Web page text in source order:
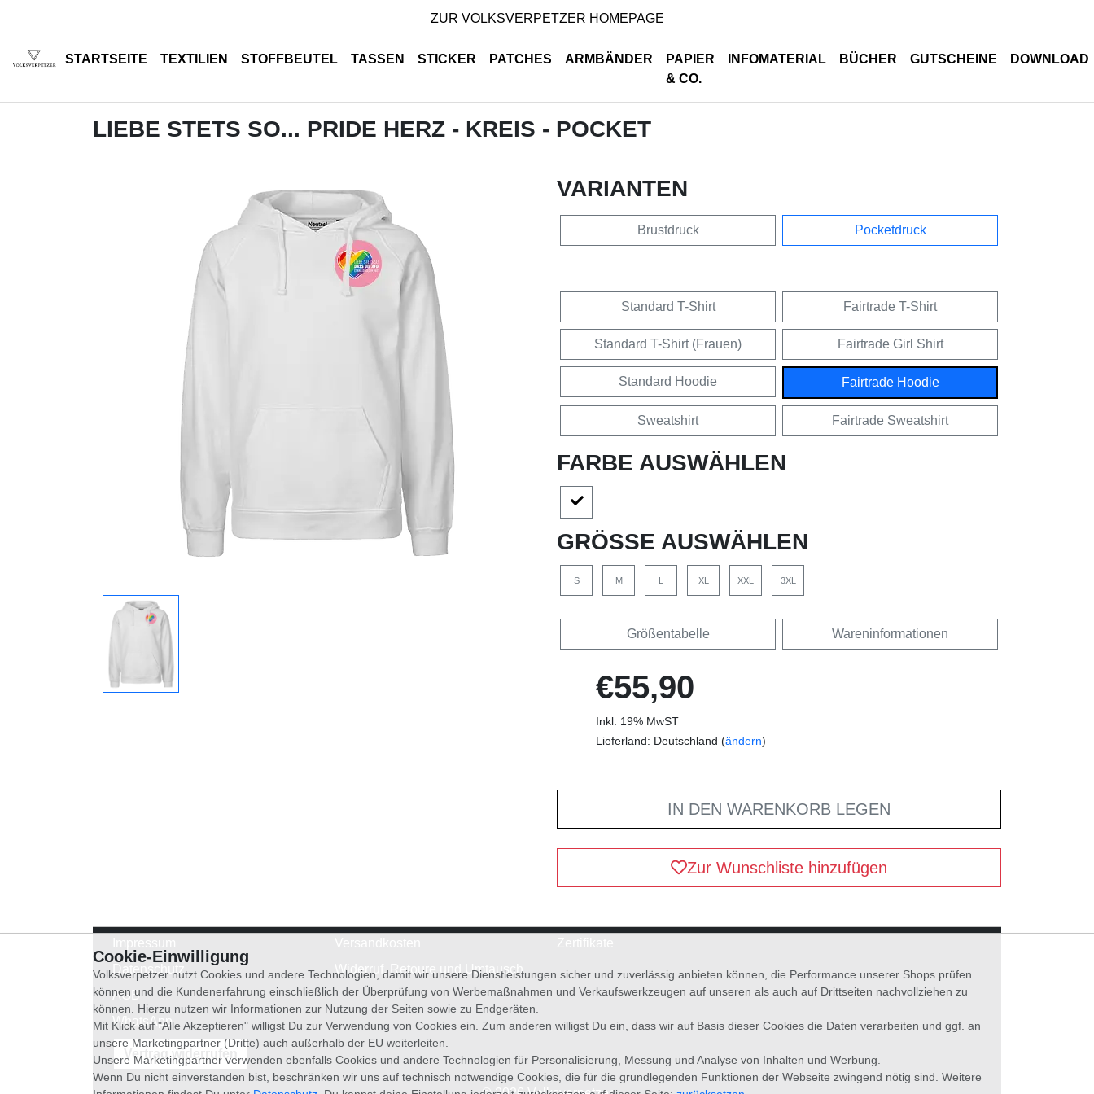
ZUR VOLKSVERPETZER HOMEPAGE
STARTSEITE TEXTILIEN STOFFBEUTEL TASSEN STICKER PATCHES ARMBÄNDER
PAPIER
& CO.
INFOMATERIAL BÜCHER GUTSCHEINE DOWNLOAD
LIEBE STETS SO... PRIDE HERZ - KREIS - POCKET
VARIANTEN
Brustdruck Pocketdruck
Standard T-Shirt Fairtrade T-Shirt
Standard T-Shirt (Frauen) Fairtrade Girl Shirt
Standard Hoodie Fairtrade Hoodie
Sweatshirt Fairtrade Sweatshirt
FARBE AUSWÄHLEN
GRÖSSE AUSWÄHLEN
S M L XL XXL 3XL
Größentabelle Wareninformationen
€55,90
Inkl. 19% MwST
Lieferland: Deutschland (ändern)
IN DEN WARENKORB LEGEN
Zur Wunschliste hinzufügen
Datenschutz
AGB
WhatsApp
Widerruf, Retoure und Umtausch
Vertrag widerrufen
Cookie-Einwilligung
Volksverpetzer nutzt Cookies und andere Technologien, damit wir unsere Dienstleistungen sicher und zuverlässig anbieten können, die Performance unserer Shops prüfen
können und die Kundenerfahrung einschließlich der Überprüfung von Werbemaßnahmen und Verkaufswerkzeugen auf unseren als auch auf Drittseiten nachvollziehen zu
können. Hierzu nutzen wir Informationen zur Nutzung der Seiten sowie zu Endgeräten.
Mit Klick auf "Alle Akzeptieren" willigst Du zur Verwendung von Cookies ein. Zum anderen willigst Du ein, dass wir auf Basis dieser Cookies die Daten verarbeiten und ggf. an
unsere Marketingpartner (Dritte) auch außerhalb der EU weiterleiten.
Unsere Marketingpartner verwenden ebenfalls Cookies und andere Technologien für Personalisierung, Messung und Analyse von Inhalten und Werbung.
Wenn Du nicht einverstanden bist, beschränken wir uns auf technisch notwendige Cookies, die für die grundlegenden Funktionen der Webseite zwingend nötig sind. Weitere